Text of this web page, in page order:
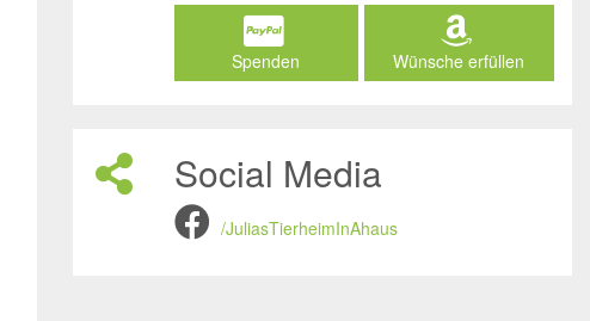
Spenden Wünsche erfüllen
Social Media
/JuliasTierheimInAhaus